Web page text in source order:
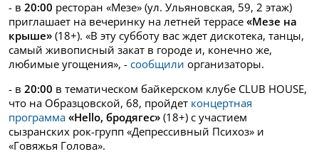
- в 20:00 ресторан «Мезе» (ул. Ульяновская, 59, 2 этаж)
приглашает на вечеринку на летней террасе «Мезе на
крыше» (18+). «В эту субботу вас ждет дискотека, танцы,
самый живописный закат в городе и, конечно же,
любимые угощения», - сообщили организаторы.
- в 20:00 в тематическом байкерском клубе CLUB HOUSE,
что на Образцовской, 68, пройдет концертная
программа «Hello, бродягес» (18+) с участием
сызранских рок-групп «Депрессивный Психоз» и
«Говяжья Голова».